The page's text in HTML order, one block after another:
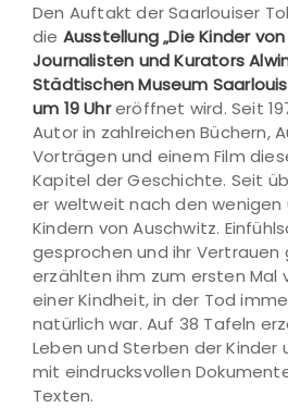
Den Auftakt der Saarlouiser
die Ausstellung „Die Kinder
Journalisten und Kurators
Städtischen Museum Saarlouis
um 19 Uhreröffnet wird. Seit
Autor in zahlreichen Büchern,
Vorträgen und einem Film
Kapitel der Geschichte. Seit
er weltweit nach den wenigen
Kindern von Auschwitz.
gesprochen und ihr Vertrauen
erzählten ihm zum ersten Mal
einer Kindheit, in der Tod
natürlich war. Auf 38 Tafeln
Leben und Sterben der Kinder
mit eindrucksvollen
Texten.